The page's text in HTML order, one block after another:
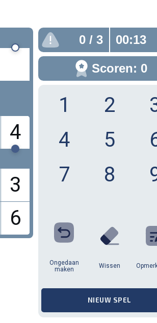
4
3
6
0 / 3 00:13
Scoren: 0
1 2
4
5
7
8
Ongedaan
maken
Wissen
NIEUW SPEL